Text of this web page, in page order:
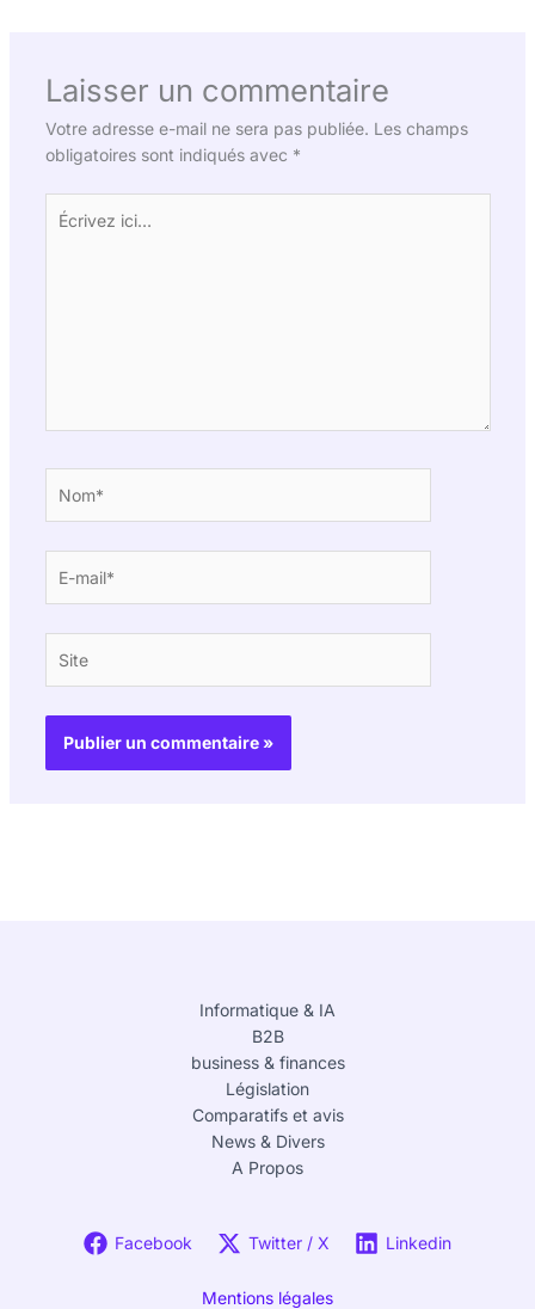
Laisser un commentaire
Votre adresse e-mail ne sera pas publiée. Les champs
obligatoires sont indiqués avec *
ici…
mail*
Informatique & IA
B2B
business & finances
Législation
Comparatifs et avis
News & Divers
A Propos
Facebook Twitter / X Linkedin
Mentions légales